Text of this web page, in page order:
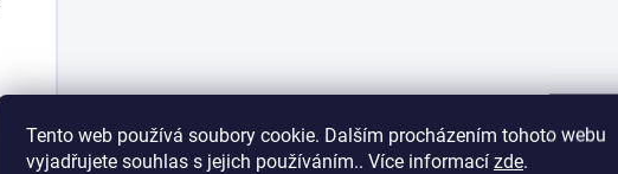
Tento web používá soubory cookie. Dalším procházením tohoto webu
vyjadřujete souhlas s jejich používáním.. Více informací zde.